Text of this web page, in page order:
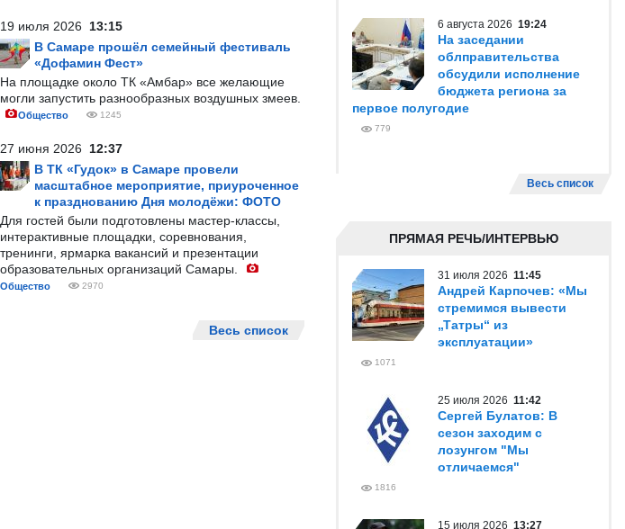
19 июля 2026 13:15
В Самаре прошёл семейный фестиваль
«Дофамин Фест»
На площадке около ТК «Амбар» все желающие
могли запустить разнообразных воздушных змеев.
Общество 1245
27 июня 2026 12:37
В ТК «Гудок» в Самаре провели
масштабное мероприятие, приуроченное
к празднованию Дня молодёжи: ФОТО
Для гостей были подготовлены мастер-классы,
интерактивные площадки, соревнования,
тренинги, ярмарка вакансий и презентации
образовательных организаций Самары.
Общество 2970
Весь список
6 августа 2026 19:24
На заседании
облправительства
обсудили исполнение
бюджета региона за
первое полугодие
779
Весь список
ПРЯМАЯ РЕЧЬ/ИНТЕРВЬЮ
31 июля 2026 11:45
Андрей Карпочев: «Мы
стремимся вывести
„Татры“ из
эксплуатации»
1071
25 июля 2026 11:42
Сергей Булатов: В
сезон заходим с
лозунгом "Мы
отличаемся"
1816
15 июля 2026 13:27